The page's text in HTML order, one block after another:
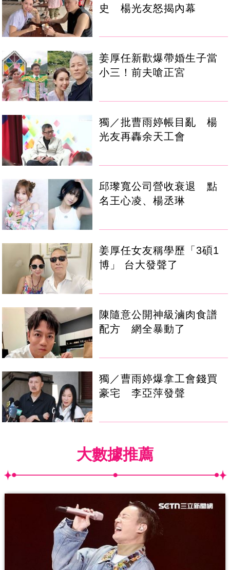
史 楊光友怒揭內幕
姜厚任新歡爆帶婚生子當
小三！前夫嗆正宮
獨／批曹雨婷帳目亂 楊
光友再轟余天工會
邱瓈寬公司營收衰退 點
名王心凌、楊丞琳
姜厚任女友稱學歷「3碩1
博」 台大發聲了
陳隨意公開神級滷肉食譜
配方 網全暴動了
獨／曹雨婷爆拿工會錢買
豪宅 李亞萍發聲
大數據推薦